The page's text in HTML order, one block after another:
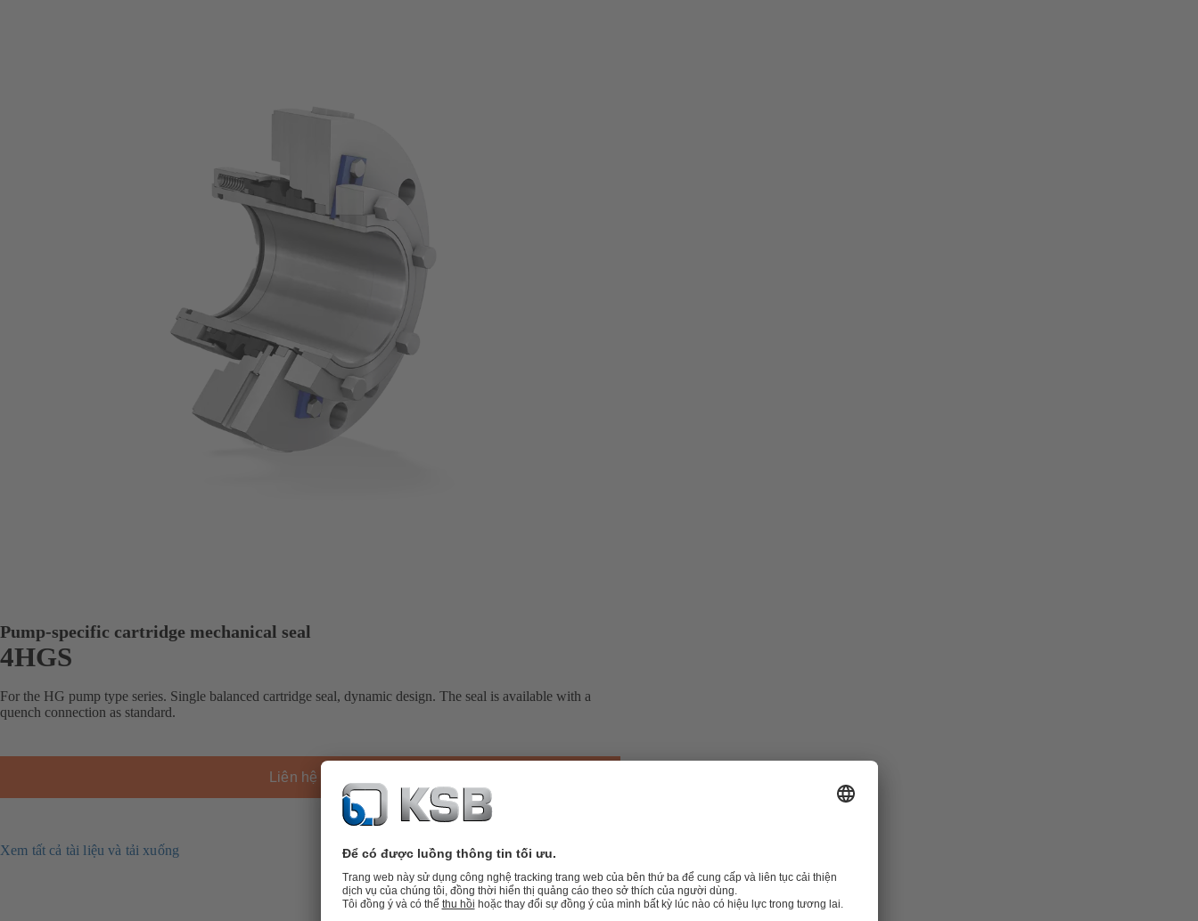
Pump-specific cartridge mechanical seal
4HGS
For the HG pump type series. Single balanced cartridge seal, dynamic design. The seal is available with a
quench connection as standard.
Liên hệ KSB
Xem tất cả tài liệu và tải xuống